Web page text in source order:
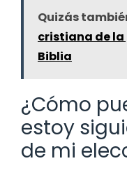
Quizás
cristiana de
Biblia
¿Cómo
estoy
de mi